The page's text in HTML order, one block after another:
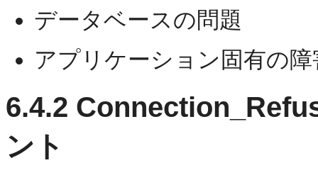
データベースの問題
アプリケーション固有の障
6.4.2
ント